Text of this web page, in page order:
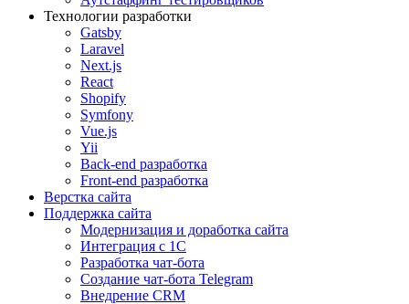
Технологии разработки
Gatsby
Laravel
Next.js
React
Shopify
Symfony
Vue.js
Yii
Back-end разработка
Front-end разработка
Верстка сайта
Поддержка сайта
Модернизация и доработка сайта
Интеграция с 1С
Разработка чат-бота
Cоздание чат-бота Telegram
Внедрение CRM